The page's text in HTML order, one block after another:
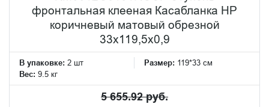
фронтальная клееная Касабланка HP
коричневый матовый обрезной
33x119,5x0,9
В упаковке: 2 шт Размер: 119*33 см
Вес: 9.5 кг
5 655.92 руб.